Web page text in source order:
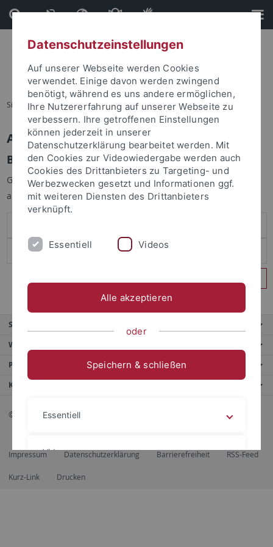
Direkt
zum
Inhalt
Direkt
zur
Fußleiste
Sie sind hier: Startseite
Anmelden
Benutzeranmeldung
Geben Sie Ihren Benutzernamen und Ihr Passwort an um sich
anzumelden:
Service
Weitere Angebote
Portale
Kontaktinfo
© 2026 Eberhard Karls Universität Tübingen, Tübingen
Impressum Datenschutzerklärung Barrierefreiheit RSS-Feed
Kurz-Link Drucken
Datenschutzeinstellungen
Auf unserer Webseite werden Cookies
verwendet. Einige davon werden zwingend
benötigt, während es uns andere ermöglichen,
Ihre Nutzererfahrung auf unserer Webseite zu
verbessern. Ihre getroffenen Einstellungen
können jederzeit in unserer
Datenschutzerklärung bearbeitet werden. Mit
den Cookies zur Videowiedergabe werden auch
Cookies des Drittanbieters zu Targeting- und
Werbezwecken gesetzt und Informationen ggf.
mit weiteren Diensten des Drittanbieters
verknüpft.
Essentiell Videos
Alle akzeptieren
oder
Speichern & schließen
Essentiell
Videos